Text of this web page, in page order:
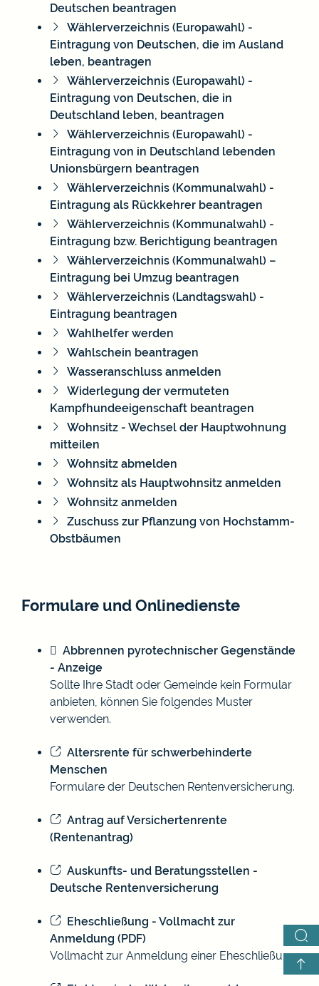
Deutschen beantragen
Wählerverzeichnis (Europawahl) -
Eintragung von Deutschen, die im Ausland
leben, beantragen
Wählerverzeichnis (Europawahl) -
Eintragung von Deutschen, die in
Deutschland leben, beantragen
Wählerverzeichnis (Europawahl) -
Eintragung von in Deutschland lebenden
Unionsbürgern beantragen
Wählerverzeichnis (Kommunalwahl) -
Eintragung als Rückkehrer beantragen
Wählerverzeichnis (Kommunalwahl) -
Eintragung bzw. Berichtigung beantragen
Wählerverzeichnis (Kommunalwahl) –
Eintragung bei Umzug beantragen
Wählerverzeichnis (Landtagswahl) -
Eintragung beantragen
Wahlhelfer werden
Wahlschein beantragen
Wasseranschluss anmelden
Widerlegung der vermuteten
Kampfhundeeigenschaft beantragen
Wohnsitz - Wechsel der Hauptwohnung
mitteilen
Wohnsitz abmelden
Wohnsitz als Hauptwohnsitz anmelden
Wohnsitz anmelden
Zuschuss zur Pflanzung von Hochstamm-
Obstbäumen
Formulare und Onlinedienste
Abbrennen pyrotechnischer Gegenstände
- Anzeige
Sollte Ihre Stadt oder Gemeinde kein Formular
anbieten, können Sie folgendes Muster
verwenden.
Altersrente für schwerbehinderte
Menschen
Formulare der Deutschen Rentenversicherung.
Antrag auf Versichertenrente
(Rentenantrag)
Auskunfts- und Beratungsstellen -
Deutsche Rentenversicherung
Eheschließung - Vollmacht zur
Anmeldung (PDF)
Vollmacht zur Anmeldung einer Eheschließung